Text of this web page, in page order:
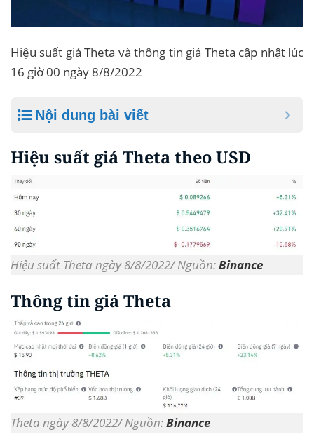
Hiệu suất giá Theta và thông tin giá Theta cập nhật lúc
16 giờ 00 ngày 8/8/2022
Nội dung bài viết
Hiệu suất giá Theta theo USD
Hiệu suất Theta ngày 8/8/2022/ Nguồn:Binance
Thông tin giá Theta
Theta ngày 8/8/2022/ Nguồn:Binance